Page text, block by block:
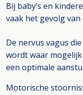
Bij baby’s en
vaak het gevolg van
De nervus vagus
wordt waar
een optimale
Motorische